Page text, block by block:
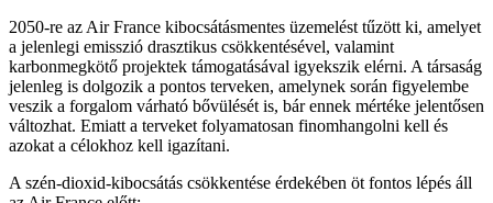
2050-re az Air France kibocsátásmentes üzemelést tűzött ki, amelyet
a jelenlegi emisszió drasztikus csökkentésével, valamint
karbonmegkötő projektek támogatásával igyekszik elérni. A társaság
jelenleg is dolgozik a pontos terveken, amelynek során figyelembe
veszik a forgalom várható bővülését is, bár ennek mértéke jelentősen
változhat. Emiatt a terveket folyamatosan finomhangolni kell és
azokat a célokhoz kell igazítani.
A szén-dioxid-kibocsátás csökkentése érdekében öt fontos lépés áll